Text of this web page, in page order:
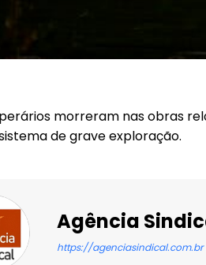
morreram nas obras
de grave exploração.
Agência
https://agenciasindical.com.br